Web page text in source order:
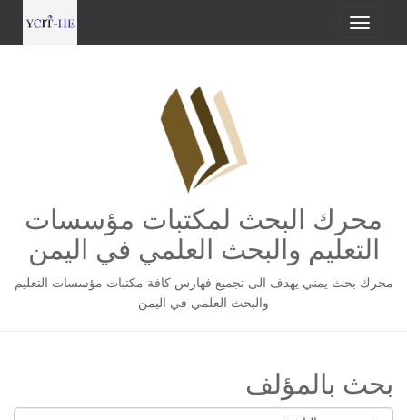
محرك البحث لمكتبات مؤسسات
التعليم والبحث العلمي في اليمن
محرك بحث يمني يهدف الى تجميع فهارس كافة مكتبات مؤسسات التعليم
والبحث العلمي في اليمن
بحث بالمؤلف